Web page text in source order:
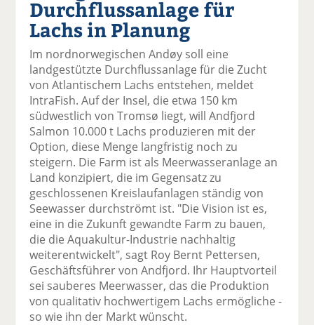
el
a
F
ac
e
b
o
o
k
te
il
e
n
el
t
er
n
n
k
di
n
il
e
n
m
n
e
n
Durchflussanlage für
Lachs in Planung
Im nordnorwegischen Andøy soll eine
landgestützte Durchflussanlage für die Zucht
von Atlantischem Lachs entstehen, meldet
IntraFish. Auf der Insel, die etwa 150 km
südwestlich von Tromsø liegt, will Andfjord
Salmon 10.000 t Lachs produzieren mit der
Option, diese Menge langfristig noch zu
steigern. Die Farm ist als Meerwasseranlage an
Land konzipiert, die im Gegensatz zu
geschlossenen Kreislaufanlagen ständig von
Seewasser durchströmt ist. "Die Vision ist es,
eine in die Zukunft gewandte Farm zu bauen,
die die Aquakultur-Industrie nachhaltig
weiterentwickelt", sagt Roy Bernt Pettersen,
Geschäftsführer von Andfjord. Ihr Hauptvorteil
sei sauberes Meerwasser, das die Produktion
von qualitativ hochwertigem Lachs ermögliche -
so wie ihn der Markt wünscht.